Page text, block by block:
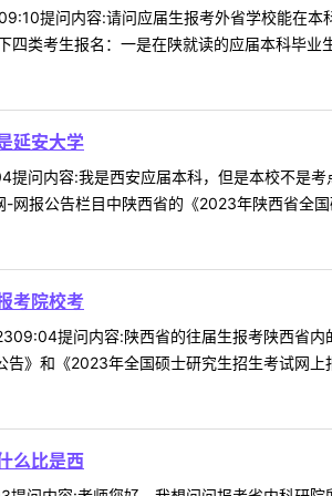
提问内容:请问应届生报考外省学校能在本
类考生报名：一是在陕就读的应届本科毕业
延安大学
内容:我是西安应届本科，但是本校不是考
网报公告栏目中陕西省的《2023年陕西省全
考院校考
提问内容:陕西省的往届生报考陕西省
》和《2023年全国硕士研究生招生考试网上
么比是西